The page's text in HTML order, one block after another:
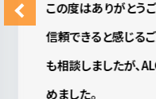
に連絡下さったこと
調査の時、リアルタ
おまかせできました。